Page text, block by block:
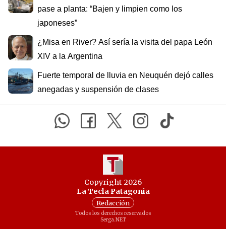
pase a planta: “Bajen y limpien como los
japoneses”
¿Misa en River? Así sería la visita del papa León
XIV a la Argentina
Fuerte temporal de lluvia en Neuquén dejó calles
anegadas y suspensión de clases
Copyright 2026
La Tecla Patagonia
Redacción
Todos los derechos reservados
Serga.NET